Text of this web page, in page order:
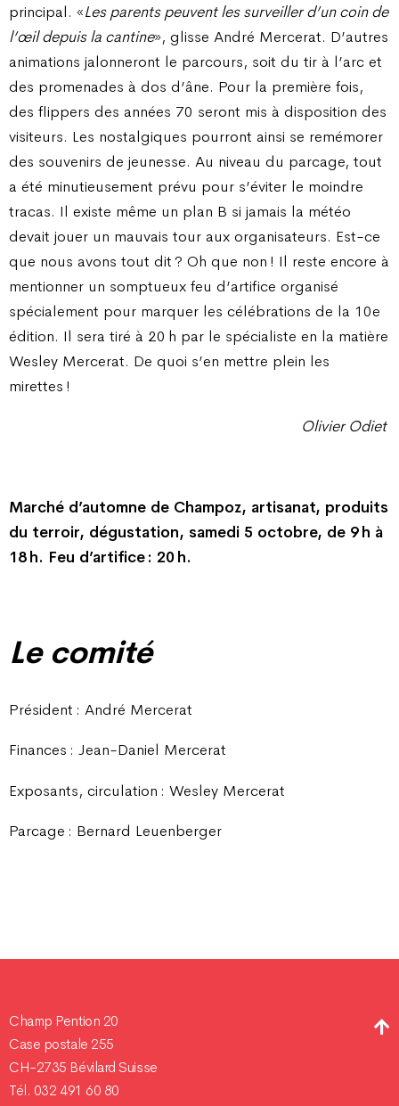
principal. «Les parents peuvent les surveiller d’un coin de
l’œil depuis la cantine», glisse André Mercerat. D’autres
animations jalonneront le parcours, soit du tir à l’arc et
des promenades à dos d’âne. Pour la première fois,
des flippers des années 70 seront mis à disposition des
visiteurs. Les nostalgiques pourront ainsi se remémorer
des souvenirs de jeunesse. Au niveau du parcage, tout
a été minutieusement prévu pour s’éviter le moindre
tracas. Il existe même un plan B si jamais la météo
devait jouer un mauvais tour aux organisateurs. Est-ce
que nous avons tout dit ? Oh que non ! Il reste encore à
mentionner un somptueux feu d’artifice organisé
spécialement pour marquer les célébrations de la 10e
édition. Il sera tiré à 20 h par le spécialiste en la matière
Wesley Mercerat. De quoi s’en mettre plein les
mirettes !
Olivier Odiet
Marché d’automne de Champoz, artisanat, produits
du terroir, dégustation, samedi 5 octobre, de 9 h à
18 h. Feu d’artifice : 20 h.
Le comité
Président : André Mercerat
Finances : Jean-Daniel Mercerat
Exposants, circulation : Wesley Mercerat
Parcage : Bernard Leuenberger
Champ Pention 20
Case postale 255
CH-2735 Bévilard Suisse
Tél. 032 491 60 80